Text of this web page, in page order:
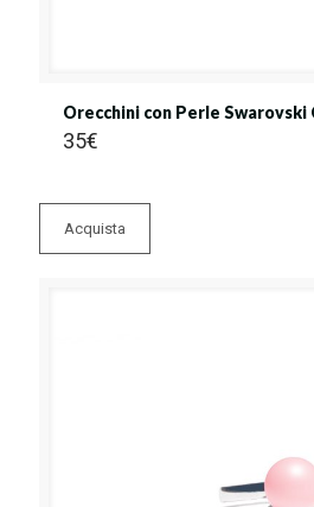
Orecchini con Perle
35€
Acquista